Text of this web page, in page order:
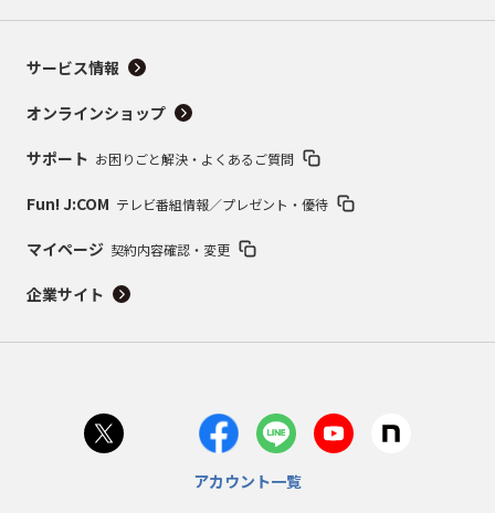
サービス情報
オンラインショップ
サポート お困りごと解決・よくあるご質問
Fun! J:COM テレビ番組情報／プレゼント・優待
マイページ 契約内容確認・変更
企業サイト
アカウント一覧